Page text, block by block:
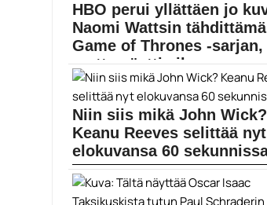
HBO perui yllättäen jo
Naomi Wattsin
Game of Thrones -sarjan,
mutta näytti vihre...
HBO teki radikaaleja päätöksiä Game of
spinoff-sarjojen...
Elokuvat
Niin siis mikä John Wick?
Keanu Reeves selittää nyt
elokuvansa 60
Keanu Reevesin kolmas John Wick -elokuva